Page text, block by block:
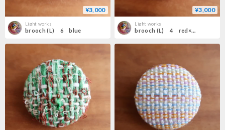
¥3,000
Light works
brooch (L) 6 blue
¥3,000
Light works
brooch (L) 4 red×orange